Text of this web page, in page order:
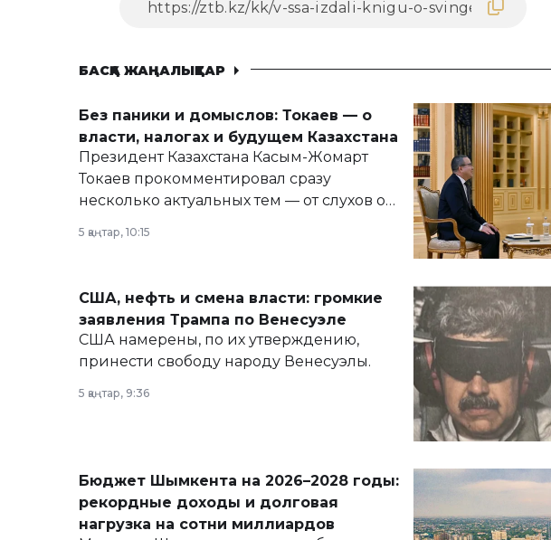
БАСҚА ЖАҢАЛЫҚТАР
Без паники и домыслов: Токаев — о
власти, налогах и будущем Казахстана
Президент Казахстана Касым-Жомарт
Токаев прокомментировал сразу
несколько актуальных тем — от слухов о
армии, экономики и личного здоровья.
5 қаңтар, 10:15
США, нефть и смена власти: громкие
заявления Трампа по Венесуэле
США намерены, по их утверждению,
принести свободу народу Венесуэлы.
5 қаңтар, 9:36
Бюджет Шымкента на 2026–2028 годы:
рекордные доходы и долговая
нагрузка на сотни миллиардов